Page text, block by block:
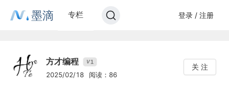
墨滴 专栏 登录 / 注册
方才编程 V1
2025/02/18 阅读：86
关 注